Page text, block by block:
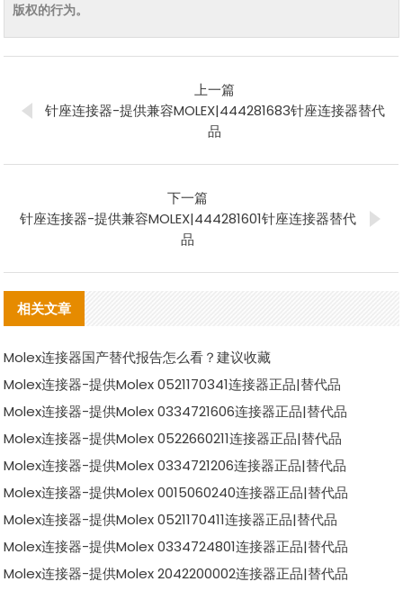
版权的行为。
上一篇
针座连接器-提供兼容MOLEX|444281683针座连接器替代
品
下一篇
针座连接器-提供兼容MOLEX|444281601针座连接器替代
品
相关文章
Molex连接器国产替代报告怎么看？建议收藏
Molex连接器-提供Molex 0521170341连接器正品|替代品
Molex连接器-提供Molex 0334721606连接器正品|替代品
Molex连接器-提供Molex 0522660211连接器正品|替代品
Molex连接器-提供Molex 0334721206连接器正品|替代品
Molex连接器-提供Molex 0015060240连接器正品|替代品
Molex连接器-提供Molex 0521170411连接器正品|替代品
Molex连接器-提供Molex 0334724801连接器正品|替代品
Molex连接器-提供Molex 2042200002连接器正品|替代品